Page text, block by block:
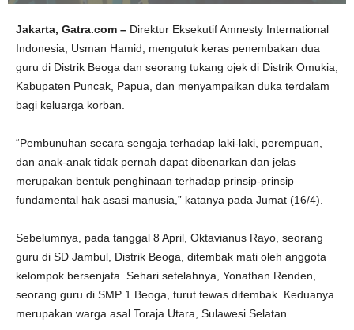
Jakarta, Gatra.com – Direktur Eksekutif Amnesty International
Indonesia, Usman Hamid, mengutuk keras penembakan dua
guru di Distrik Beoga dan seorang tukang ojek di Distrik Omukia,
Kabupaten Puncak, Papua, dan menyampaikan duka terdalam
bagi keluarga korban.
“Pembunuhan secara sengaja terhadap laki-laki, perempuan,
dan anak-anak tidak pernah dapat dibenarkan dan jelas
merupakan bentuk penghinaan terhadap prinsip-prinsip
fundamental hak asasi manusia,” katanya pada Jumat (16/4).
Sebelumnya, pada tanggal 8 April, Oktavianus Rayo, seorang
guru di SD Jambul, Distrik Beoga, ditembak mati oleh anggota
kelompok bersenjata. Sehari setelahnya, Yonathan Renden,
seorang guru di SMP 1 Beoga, turut tewas ditembak. Keduanya
merupakan warga asal Toraja Utara, Sulawesi Selatan.